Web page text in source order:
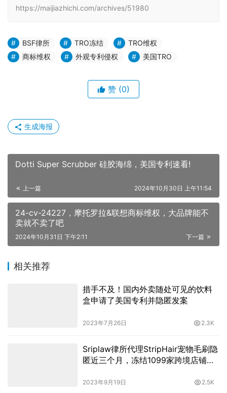
https://maijiazhichi.com/archives/51980
BSF律所 TRO冻结
TRO维权
商标维权
外观专利侵权 美国TRO
赞 (0)
生成海报
Dotti Super Scrubber 硅胶海绵，美国专利速看!
上一篇 2024年10月30日 上午11:54
24-cv-24227，摩托罗拉&联想商标维权，大品牌能不
卖就不卖了吧
下一篇
2024年10月31日 下午2:11
相关推荐
措手不及！国内外卖随处可见的饮料
盒申请了美国专利并隐匿发案
2023年7月26日 2.3K
Sriplaw律所代理StripHair宠物毛刷隐
匿近三个月，冻结1099家跨境店铺，
2023年9月19日 2.5K